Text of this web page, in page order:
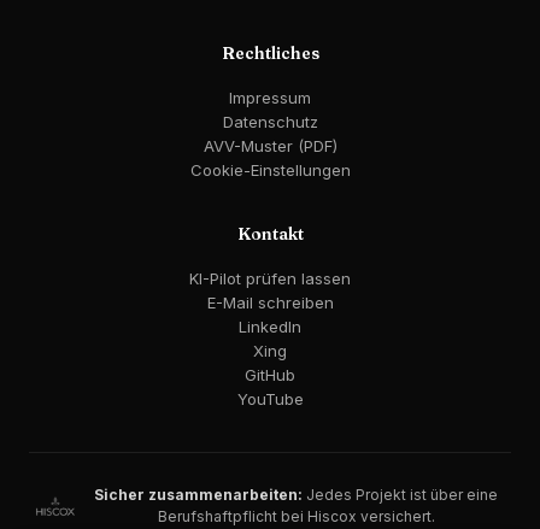
Rechtliches
Impressum
Datenschutz
AVV-Muster (PDF)
Cookie-Einstellungen
Kontakt
KI-Pilot prüfen lassen
E-Mail schreiben
LinkedIn
Xing
GitHub
YouTube
Sicher zusammenarbeiten: Jedes Projekt ist über eine
Berufshaftpflicht bei Hiscox versichert.